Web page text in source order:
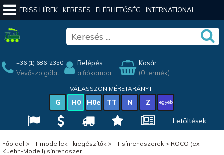
FRISS HÍREK KERESÉS ELÉRHETŐSÉG INTERNATIONAL
+36 (1) 686-2350
Vevőszolgálat
Belépés
a fiókomba
Kosár
(0 termék)
VÁLASSZON MÉRETARÁNYT:
G H0 H0e TT N Z egyéb
Letöltések
Főoldal > TT modellek - kiegészítők> TT sínrendszerek> ROCO (ex-
Kuehn-Modell) sínrendszer